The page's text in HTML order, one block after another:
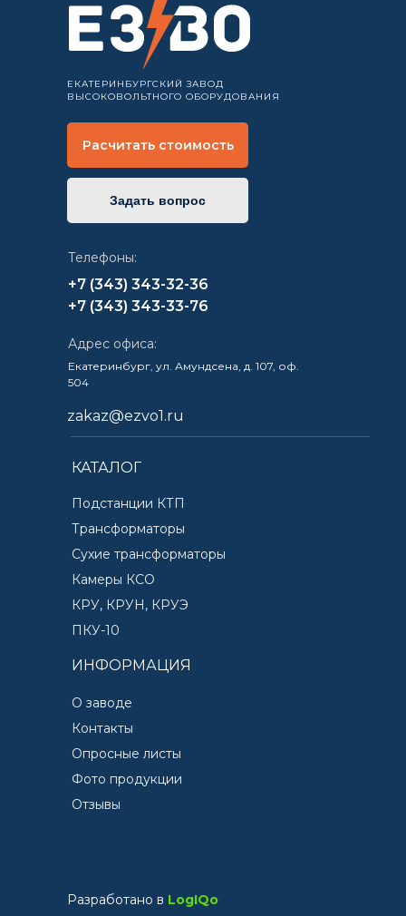
ЕКАТЕРИНБУРГСКИЙ ЗАВОД
ВЫСОКОВОЛЬТНОГО ОБОРУДОВАНИЯ
Адрес офиса:
Екатеринбург, ул. Амундсена, д. 107, оф.
504
Телефоны:
+7 (343) 343-32-36
+7 (343) 343-33-76
ИНФОРМАЦИЯ
О заводе
Контакты
Опросные листы
Фото продукции
Отзывы
КАТАЛОГ
Подстанции КТП
Трансформаторы
Сухие трансформаторы
Камеры КСО
КРУ, КРУН, КРУЭ
ПКУ-10
Расчитать стоимость
Задать вопрос
zakaz@ezvo1.ru
Разработано в LogIQo